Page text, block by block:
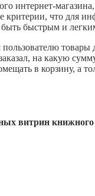
интернет-
критерии, что для
быстрым и
на какую
в корзину, а
витрин